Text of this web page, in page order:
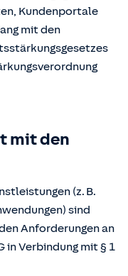
Kundenportale
mit den
mit den
(z. B.
sind
Anforderungen an
in Verbindung mit § 1